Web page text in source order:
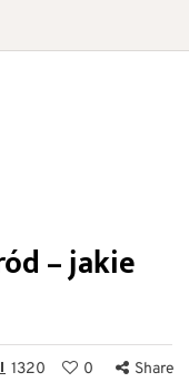
– jakie
1320 0 Share